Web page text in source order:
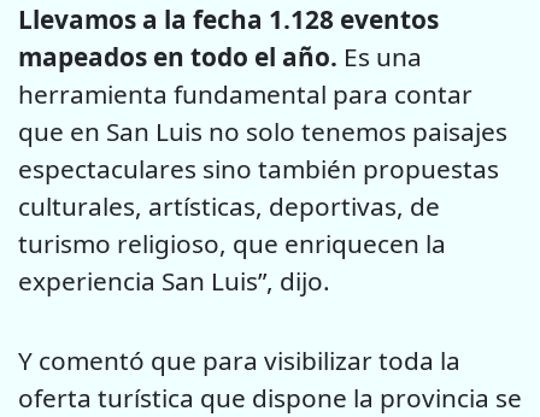
Llevamos a la fecha 1.128 eventos
mapeados en todo el año. Es una
herramienta fundamental para contar
que en San Luis no solo tenemos paisajes
espectaculares sino también propuestas
culturales, artísticas, deportivas, de
turismo religioso, que enriquecen la
experiencia San Luis”, dijo.
Y comentó que para visibilizar toda la
oferta turística que dispone la provincia se